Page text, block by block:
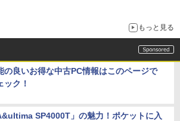
もっと見る
の良いお得な中古PC情報はこのページで
ック！
SP4000T」の魅力！ポケットに入